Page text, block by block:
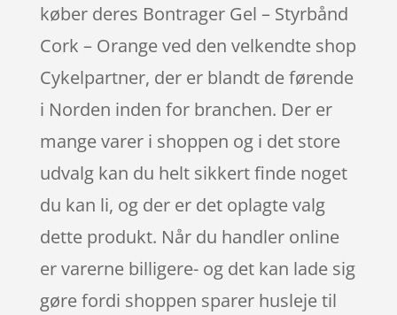
køber deres Bontrager Gel – Styrbånd
Cork – Orange ved den velkendte shop
Cykelpartner, der er blandt de førende
i Norden inden for branchen. Der er
mange varer i shoppen og i det store
udvalg kan du helt sikkert finde noget
du kan li, og der er det oplagte valg
dette produkt. Når du handler online
er varerne billigere- og det kan lade sig
gøre fordi shoppen sparer husleje til